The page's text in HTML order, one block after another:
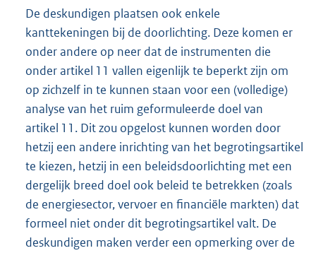
De deskundigen plaatsen ook enkele
kanttekeningen bij de doorlichting. Deze komen er
onder andere op neer dat de instrumenten die
onder artikel 11 vallen eigenlijk te beperkt zijn om
op zichzelf in te kunnen staan voor een (volledige)
analyse van het ruim geformuleerde doel van
artikel 11. Dit zou opgelost kunnen worden door
hetzij een andere inrichting van het begrotingsartikel
te kiezen, hetzij in een beleidsdoorlichting met een
dergelijk breed doel ook beleid te betrekken (zoals
de energiesector, vervoer en financiële markten) dat
formeel niet onder dit begrotingsartikel valt. De
deskundigen maken verder een opmerking over de